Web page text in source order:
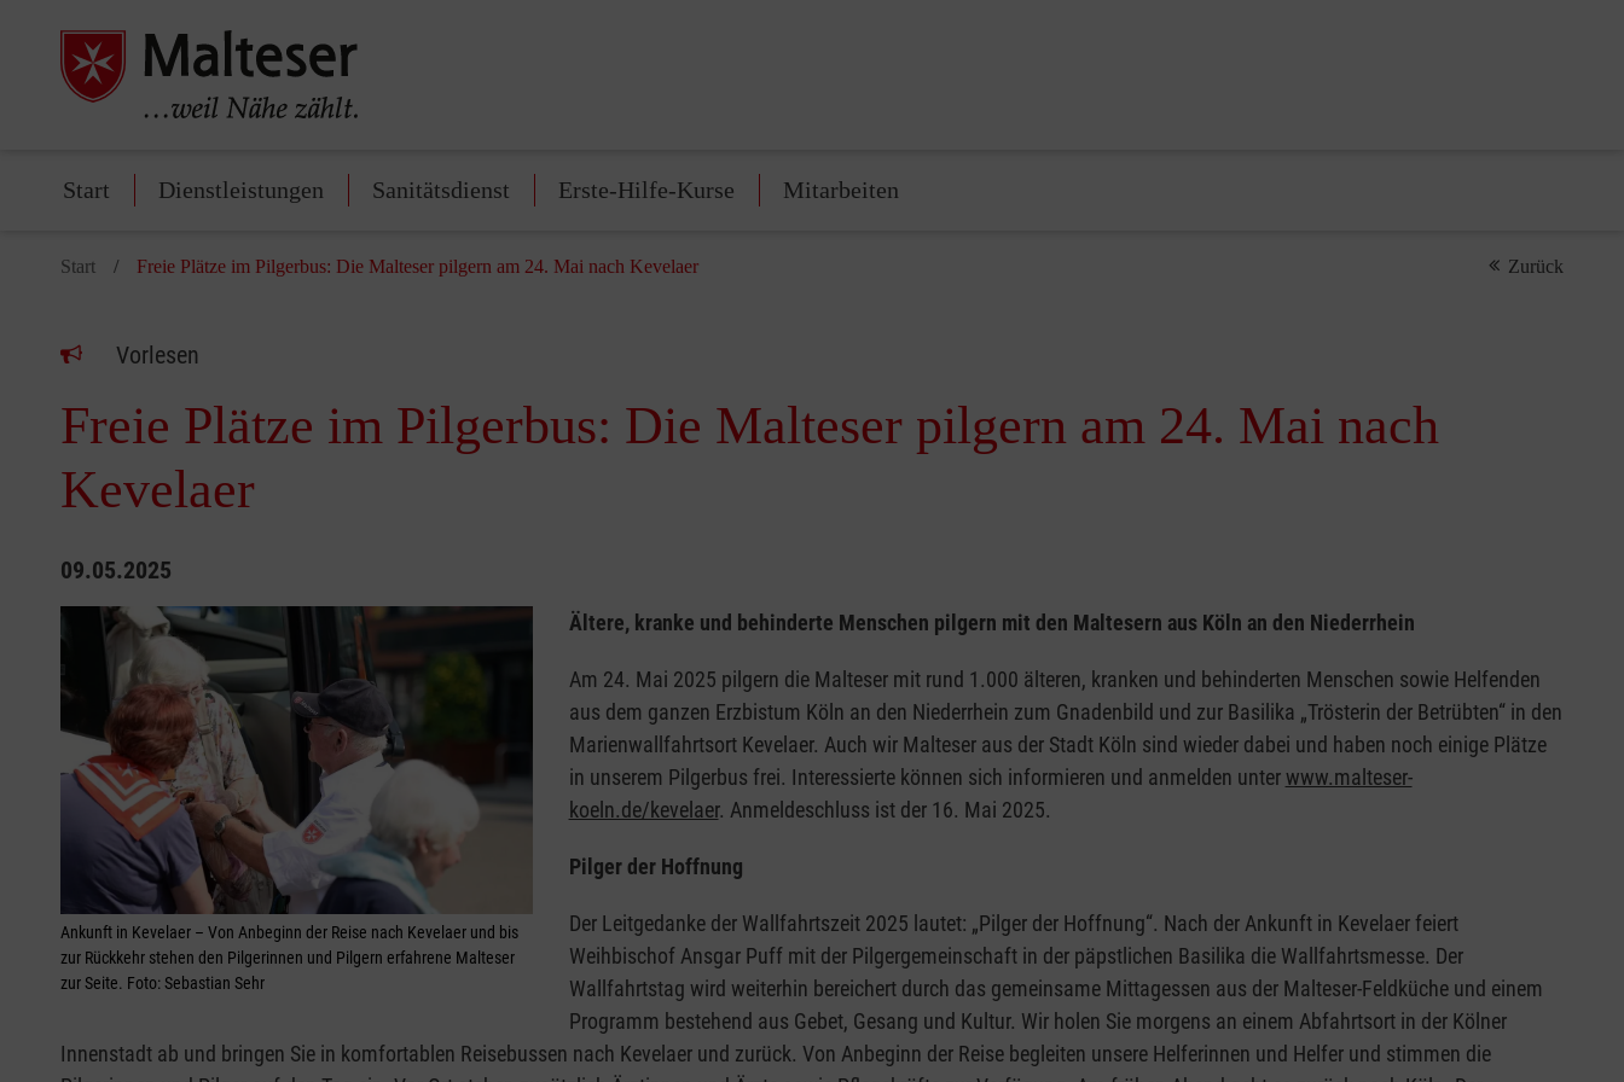
Start Dienstleistungen Sanitätsdienst Erste-Hilfe-Kurse Mitarbeiten
Start Freie Plätze im Pilgerbus: Die Malteser pilgern am 24. Mai nach Kevelaer Zurück
Vorlesen
Freie Plätze im Pilgerbus: Die Malteser pilgern am 24. Mai nach
Kevelaer
09.05.2025
Ankunft in Kevelaer – Von Anbeginn der Reise nach Kevelaer und bis
zur Rückkehr stehen den Pilgerinnen und Pilgern erfahrene Malteser
zur Seite. Foto: Sebastian Sehr
Ältere, kranke und behinderte Menschen pilgern mit den Maltesern aus Köln an den Niederrhein
Am 24. Mai 2025 pilgern die Malteser mit rund 1.000 älteren, kranken und behinderten Menschen sowie Helfenden
aus dem ganzen Erzbistum Köln an den Niederrhein zum Gnadenbild und zur Basilika „Trösterin der Betrübten“ in den
Marienwallfahrtsort Kevelaer. Auch wir Malteser aus der Stadt Köln sind wieder dabei und haben noch einige Plätze
in unserem Pilgerbus frei. Interessierte können sich informieren und anmelden unterwww.malteser-
koeln.de/kevelaer. Anmeldeschluss ist der 16. Mai 2025.
Pilger der Hoffnung
Der Leitgedanke der Wallfahrtszeit 2025 lautet: „Pilger der Hoffnung“. Nach der Ankunft in Kevelaer feiert
Weihbischof Ansgar Puff mit der Pilgergemeinschaft in der päpstlichen Basilika die Wallfahrtsmesse. Der
Wallfahrtstag wird weiterhin bereichert durch das gemeinsame Mittagessen aus der Malteser-Feldküche und einem
Programm bestehend aus Gebet, Gesang und Kultur. Wir holen Sie morgens an einem Abfahrtsort in der Kölner
Innenstadt ab und bringen Sie in komfortablen Reisebussen nach Kevelaer und zurück. Von Anbeginn der Reise begleiten unsere Helferinnen und Helfer und stimmen die